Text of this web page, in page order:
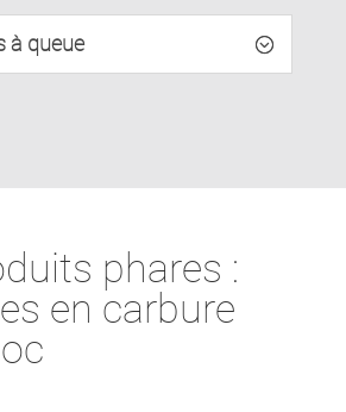
à queue
phares :
en carbure